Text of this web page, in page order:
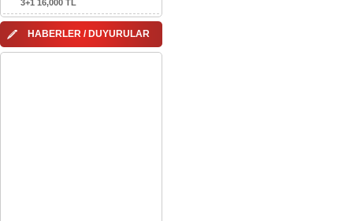
3+1 16,000 TL
HABERLER / DUYURULAR